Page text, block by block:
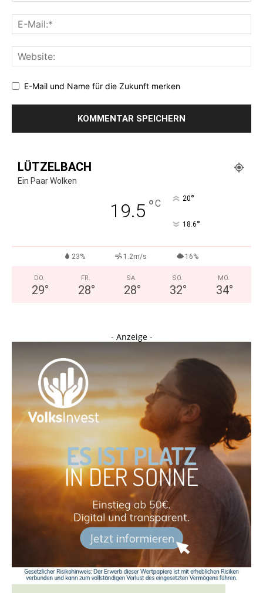
E-Mail und Name für die Zukunft merken
LÜTZELBACH
Ein Paar Wolken
19.5 °C 20°
18.6°
23% 1.2m/s 16%
DO.
29°
FR.
28°
SA.
28°
SO.
32°
MO.
34°
- Anzeige -